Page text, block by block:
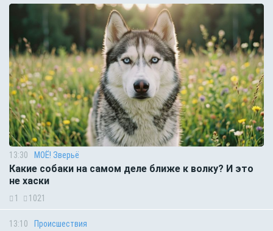
13:30 МОЁ! Зверьё
Какие собаки на самом деле ближе к волку? И это
не хаски
1 1021
13:10 Происшествия